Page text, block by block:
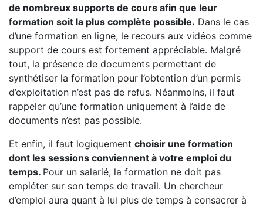
de nombreux supports de cours afin que leur
formation soit la plus complète possible. Dans le cas
d’une formation en ligne, le recours aux vidéos comme
support de cours est fortement appréciable. Malgré
tout, la présence de documents permettant de
synthétiser la formation pour l’obtention d’un permis
d’exploitation n’est pas de refus. Néanmoins, il faut
rappeler qu’une formation uniquement à l’aide de
documents n’est pas possible.
Et enfin, il faut logiquement choisir une formation
dont les sessions conviennent à votre emploi du
temps. Pour un salarié, la formation ne doit pas
empiéter sur son temps de travail. Un chercheur
d’emploi aura quant à lui plus de temps à consacrer à